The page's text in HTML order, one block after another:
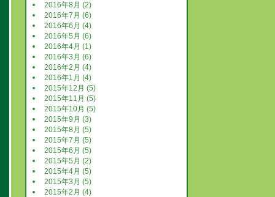
2016年8月 (2)
2016年7月 (6)
2016年6月 (4)
2016年5月 (6)
2016年4月 (1)
2016年3月 (6)
2016年2月 (4)
2016年1月 (4)
2015年12月 (5)
2015年11月 (5)
2015年10月 (5)
2015年9月 (3)
2015年8月 (5)
2015年7月 (5)
2015年6月 (5)
2015年5月 (2)
2015年4月 (5)
2015年3月 (5)
2015年2月 (4)